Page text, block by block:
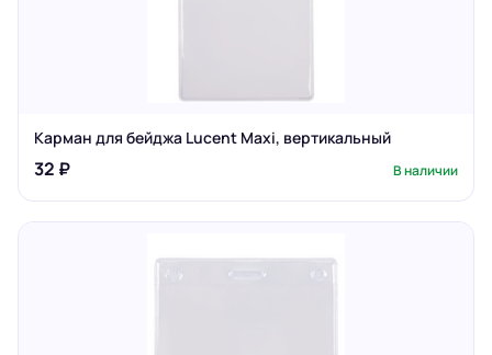
Карман для бейджа Lucent Maxi, вертикальный
32 ₽ В наличии